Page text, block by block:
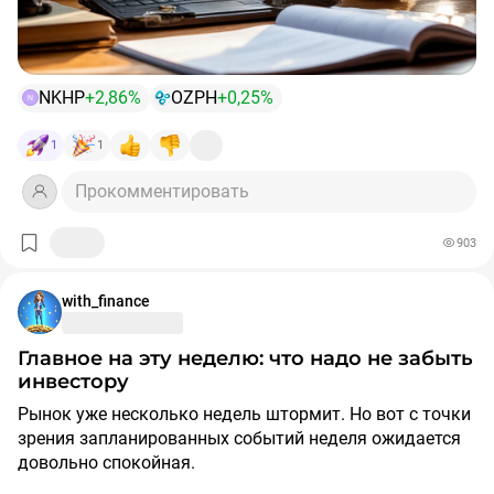
Доллар - 81,55₽
Евро - 94,93₽
Юань - 11,35₽
Всем продуктивного дня!
$OZPH $NKHP
N NKHP+2,86% OZPH+0,25%
1 1
Прокомментировать
903
with_finance
Главное на эту неделю: что надо не забыть
инвестору
Рынок уже несколько недель штормит. Но вот с точки
зрения запланированных событий неделя ожидается
довольно спокойная.